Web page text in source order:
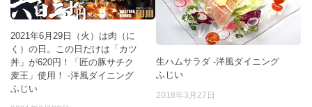
2021年6月29日（火）は肉（に
く）の日。この日だけは「カツ
丼」が620円！「匠の豚サチク
麦王」使用！ -洋風ダイニング
ふじい
生ハムサラダ -洋風ダイニング
ふじい
2018年3月27日